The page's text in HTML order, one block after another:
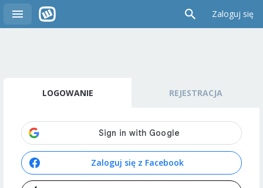
Zaloguj się
LOGOWANIE REJESTRACJA
Zaloguj się z Facebook